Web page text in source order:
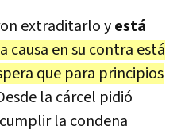
extraditarlo yestá
causa en su contra está
que para principios
la cárcel pidió
la condena